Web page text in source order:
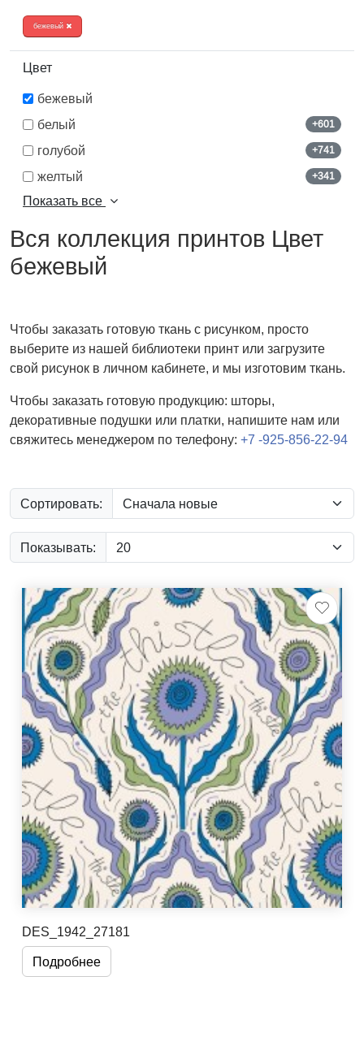
бежевый
Цвет
бежевый
белый
+601
голубой +741
желтый +341
Показать все
Вся коллекция принтов Цвет
бежевый
Чтобы заказать готовую ткань с рисунком, просто
выберите из нашей библиотеки принт или загрузите
свой рисунок в личном кабинете, и мы изготовим ткань.
Чтобы заказать готовую продукцию: шторы,
декоративные подушки или платки, напишите нам или
свяжитесь менеджером по телефону: +7 -925-856-22-94
Сортировать:
Показывать:
DES_1942_27181
Подробнее